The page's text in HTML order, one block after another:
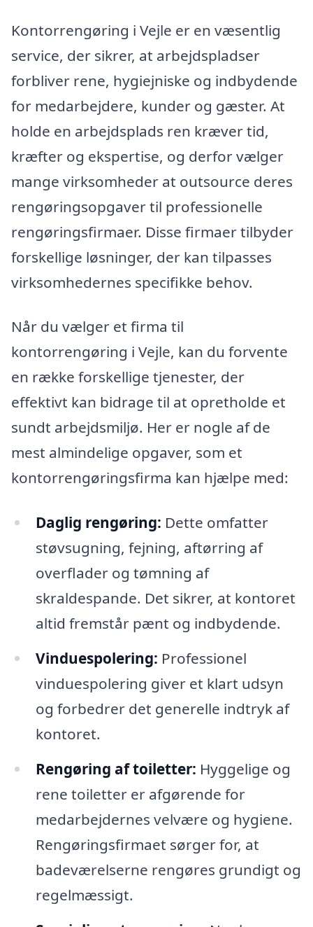
Kontorrengøring i Vejle er en væsentlig
service, der sikrer, at arbejdspladser
forbliver rene, hygiejniske og indbydende
for medarbejdere, kunder og gæster. At
holde en arbejdsplads ren kræver tid,
kræfter og ekspertise, og derfor vælger
mange virksomheder at outsource deres
rengøringsopgaver til professionelle
rengøringsfirmaer. Disse firmaer tilbyder
forskellige løsninger, der kan tilpasses
virksomhedernes specifikke behov.
Når du vælger et firma til
kontorrengøring i Vejle, kan du forvente
en række forskellige tjenester, der
effektivt kan bidrage til at opretholde et
sundt arbejdsmiljø. Her er nogle af de
mest almindelige opgaver, som et
kontorrengøringsfirma kan hjælpe med:
Daglig rengøring: Dette omfatter
støvsugning, fejning, aftørring af
overflader og tømning af
skraldespande. Det sikrer, at kontoret
altid fremstår pænt og indbydende.
Vinduespolering: Professionel
vinduespolering giver et klart udsyn
og forbedrer det generelle indtryk af
kontoret.
Rengøring af toiletter: Hyggelige og
rene toiletter er afgørende for
medarbejdernes velvære og hygiene.
Rengøringsfirmaet sørger for, at
badeværelserne rengøres grundigt og
regelmæssigt.